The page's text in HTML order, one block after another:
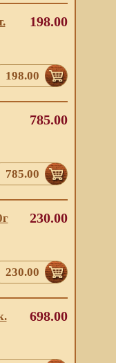
198.00
198.00
785.00
785.00
230.00
230.00
698.00